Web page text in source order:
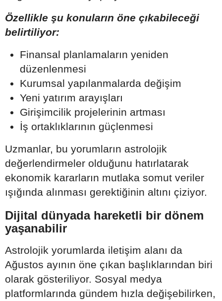
Özellikle şu konuların öne çıkabileceği
belirtiliyor:
Finansal planlamaların yeniden
düzenlenmesi
Kurumsal yapılanmalarda değişim
Yeni yatırım arayışları
Girişimcilik projelerinin artması
İş ortaklıklarının güçlenmesi
Uzmanlar, bu yorumların astrolojik
değerlendirmeler olduğunu hatırlatarak
ekonomik kararların mutlaka somut veriler
ışığında alınması gerektiğinin altını çiziyor.
Dijital dünyada hareketli bir dönem
yaşanabilir
Astrolojik yorumlarda iletişim alanı da
Ağustos ayının öne çıkan başlıklarından biri
olarak gösteriliyor. Sosyal medya
platformlarında gündem hızla değişebilirken,